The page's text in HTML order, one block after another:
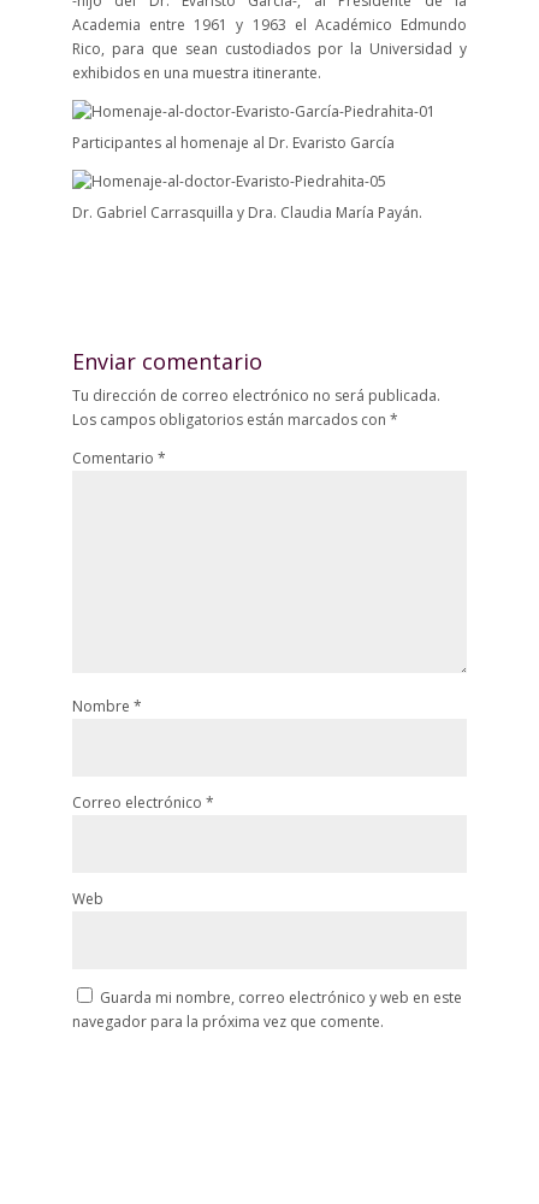
Academia entre 1961 y 1963 el Académico Edmundo
Rico, para que sean custodiados por la Universidad y
exhibidos en una muestra itinerante.
Participantes al homenaje al Dr. Evaristo García
Dr. Gabriel Carrasquilla y Dra. Claudia María Payán.
Enviar comentario
Tu dirección de correo electrónico no será publicada.
Los campos obligatorios están marcados con *
Comentario *
Nombre *
Correo electrónico *
Web
Guarda mi nombre, correo electrónico y web en este
navegador para la próxima vez que comente.